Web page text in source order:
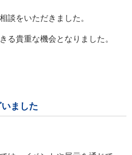
談をいただきました。
る貴重な機会となりました。
ました